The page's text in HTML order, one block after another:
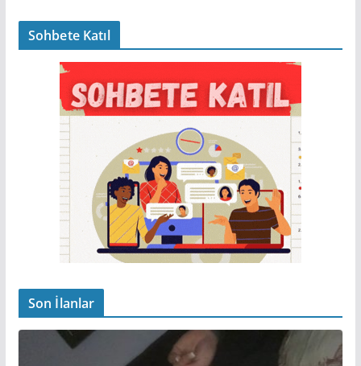
Sohbete Katıl
Son İlanlar